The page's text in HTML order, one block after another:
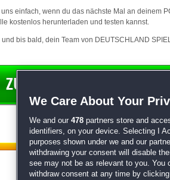
einfach, wenn du das nächste Mal an deinem
kostenlos herunterladen und testen kannst.
bis bald, dein Team von DEUTSCHLAND
We Care About Your
We and our 478 partners store and
identifiers, on your device. Selecting I
purposes shown under we and our
withdrawing your consent will disable
see may not be as relevant to you. You
withdraw consent at any time by